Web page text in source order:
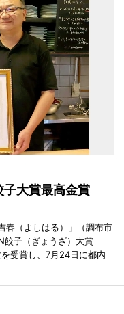
子大賞最高金賞
春（よしはる）」（調布市
子（ぎょうざ）大賞
受賞し、7月24日に都内